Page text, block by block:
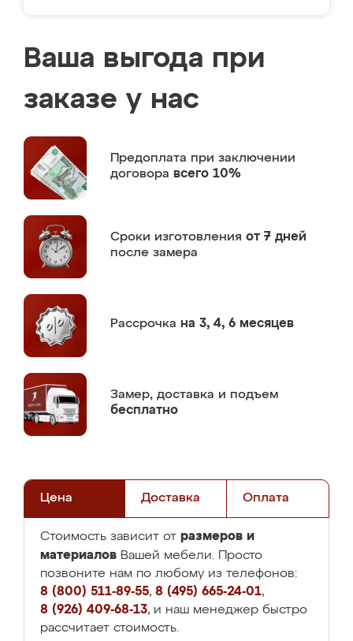
Ваша выгода при
заказе у нас
Предоплата при заключении
договора всего 10%
Сроки изготовления от 7 дней
после замера
Рассрочка на 3, 4, 6 месяцев
Замер, доставка и подъем
бесплатно
Цена Доставка Оплата
Стоимость зависит от размеров и
материалов Вашей мебели. Просто
позвоните нам по любому из телефонов:
8 (800) 511-89-55, 8 (495) 665-24-01,
8 (926) 409-68-13, и наш менеджер быстро
рассчитает стоимость.